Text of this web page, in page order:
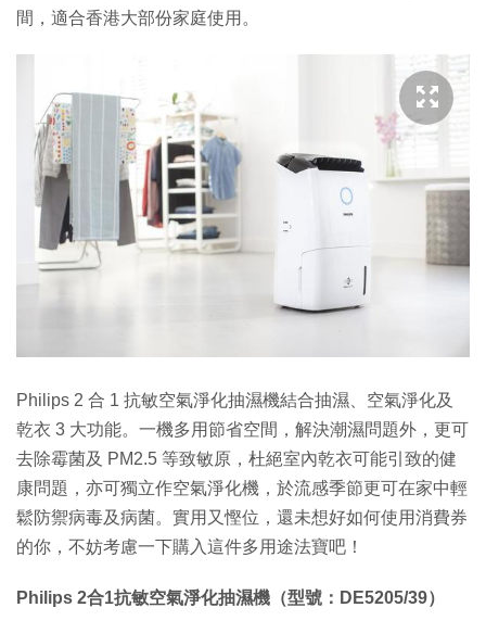
間，適合香港大部份家庭使用。
Philips 2 合 1 抗敏空氣淨化抽濕機結合抽濕、空氣淨化及
乾衣 3 大功能。一機多用節省空間，解決潮濕問題外，更可
去除霉菌及 PM2.5 等致敏原，杜絕室內乾衣可能引致的健
康問題，亦可獨立作空氣淨化機，於流感季節更可在家中輕
鬆防禦病毒及病菌。實用又慳位，還未想好如何使用消費券
的你，不妨考慮一下購入這件多用途法寶吧！
Philips 2合1抗敏空氣淨化抽濕機（型號：DE5205/39）